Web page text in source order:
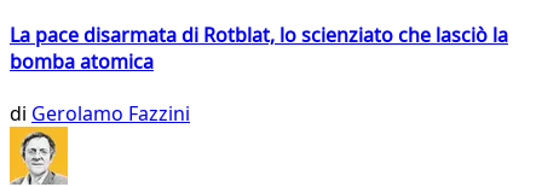
La pace disarmata di Rotblat, lo scienziato che lasciò la
bomba atomica
di Gerolamo Fazzini